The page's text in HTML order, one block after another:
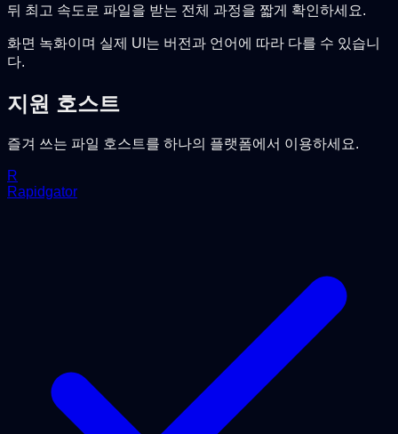
뒤 최고 속도로 파일을 받는 전체 과정을 짧게 확인하세요.
화면 녹화이며 실제 UI는 버전과 언어에 따라 다를 수 있습니
다.
지원 호스트
즐겨 쓰는 파일 호스트를 하나의 플랫폼에서 이용하세요.
R
Rapidgator